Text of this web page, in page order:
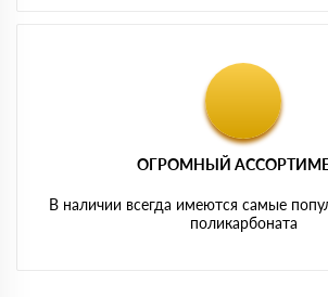
ОГРОМНЫЙ
В наличии всегда имеются самые
поликарбоната